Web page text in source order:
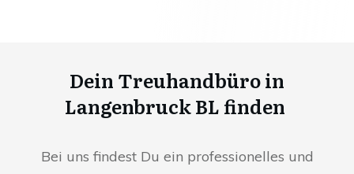
Dein Treuhandbüro in
Langenbruck BL finden
Bei uns findest Du ein professionelles und